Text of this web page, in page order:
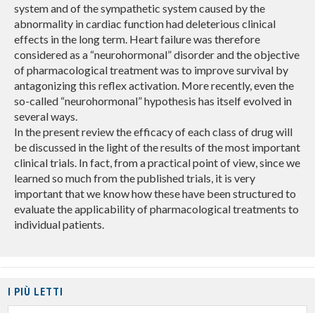
system and of the sympathetic system caused by the
abnormality in cardiac function had deleterious clinical
effects in the long term. Heart failure was therefore
considered as a “neurohormonal” disorder and the objective
of pharmacological treatment was to improve survival by
antagonizing this reflex activation. More recently, even the
so-called “neurohormonal” hypothesis has itself evolved in
several ways.
In the present review the efficacy of each class of drug will
be discussed in the light of the results of the most important
clinical trials. In fact, from a practical point of view, since we
learned so much from the published trials, it is very
important that we know how these have been structured to
evaluate the applicability of pharmacological treatments to
individual patients.
I PIÙ LETTI